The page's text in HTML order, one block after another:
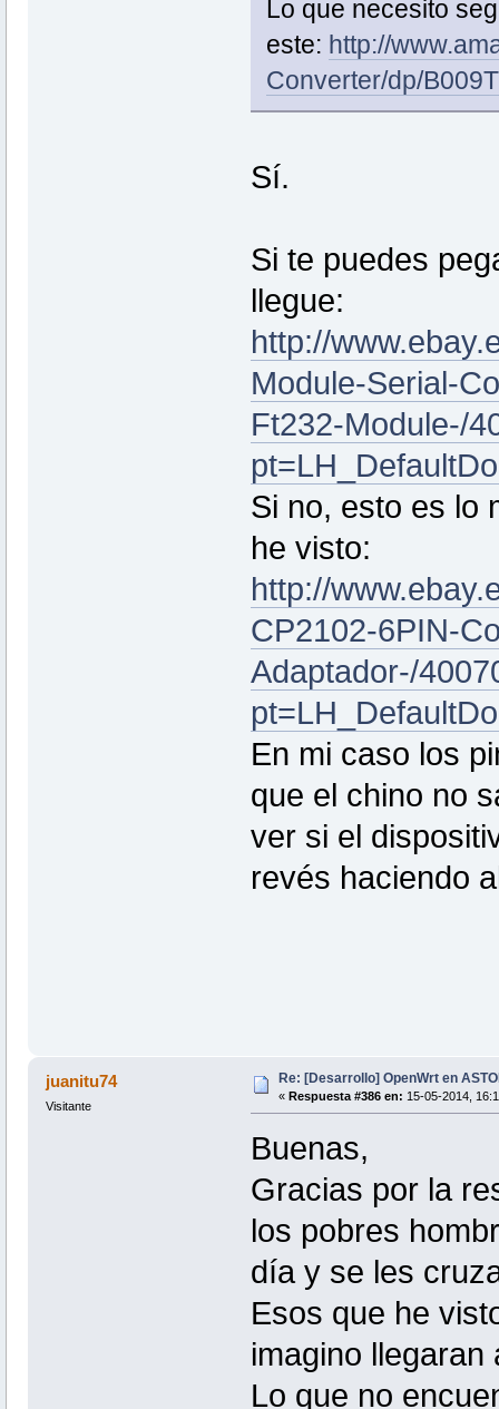
Lo que necesito
este: http://
Converter/dp/
Sí.
Si te puedes
llegue:
http://
Module-Serial-
Ft232-Module-/
Si no, esto es lo
he visto:
http://
CP2102-6PIN-
Adaptador-/
En mi caso los
que el chino no
ver si el
revés haciendo
juanitu74
Visitante
Re: [Desarrollo] OpenWrt en
« Respuesta #386 en: 15-05-2014,
Buenas,
Gracias por la
los pobres
día y se les
Esos que he
imagino llegaran
Lo que no